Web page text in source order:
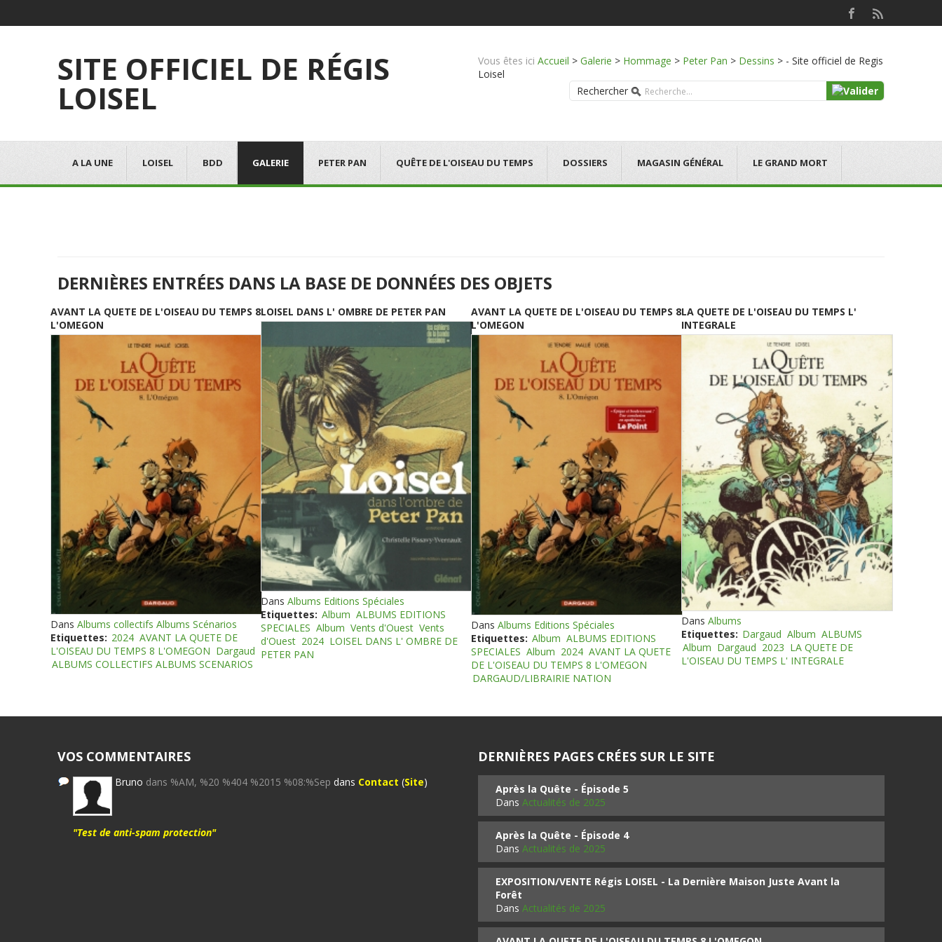
SITE OFFICIEL DE RÉGIS
LOISEL
Vous êtes ici Accueil > Galerie > Hommage > Peter Pan > Dessins > - Site officiel de Regis
Loisel
Rechercher
A LA UNE LOISEL BDD GALERIE PETER PAN QUÊTE DE L'OISEAU DU TEMPS DOSSIERS MAGASIN GÉNÉRAL LE GRAND MORT
DERNIÈRES ENTRÉES DANS LA BASE DE DONNÉES DES OBJETS
AVANT LA QUETE DE L'OISEAU DU TEMPS 8
L'OMEGON
Dans Albums collectifs Albums Scénarios
Etiquettes: 2024 AVANT LA QUETE DE
L'OISEAU DU TEMPS 8 L'OMEGON Dargaud
ALBUMS COLLECTIFS ALBUMS SCENARIOS
LOISEL DANS L' OMBRE DE PETER PAN
Dans Albums Editions Spéciales
Etiquettes: Album ALBUMS EDITIONS
SPECIALES Album Vents d'Ouest Vents
d'Ouest 2024 LOISEL DANS L' OMBRE DE
PETER PAN
AVANT LA QUETE DE L'OISEAU DU TEMPS 8
L'OMEGON
Dans Albums Editions Spéciales
Etiquettes: Album ALBUMS EDITIONS
SPECIALES Album 2024 AVANT LA QUETE
DE L'OISEAU DU TEMPS 8 L'OMEGON
DARGAUD/LIBRAIRIE NATION
LA QUETE DE L'OISEAU DU TEMPS L'
INTEGRALE
Dans Albums
Etiquettes: Dargaud Album ALBUMS
Album Dargaud 2023 LA QUETE DE
L'OISEAU DU TEMPS L' INTEGRALE
VOS COMMENTAIRES
Bruno dans %AM, %20 %404 %2015 %08:%Sep dans Contact (Site)
"Test de anti-spam protection"
DERNIÈRES PAGES CRÉES SUR LE SITE
Après la Quête - Épisode 5
Dans Actualités de 2025
Après la Quête - Épisode 4
Dans Actualités de 2025
EXPOSITION/VENTE Régis LOISEL - La Dernière Maison Juste Avant la
Forêt
Dans Actualités de 2025